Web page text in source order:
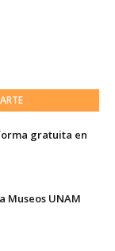
gratuita en
Museos UNAM